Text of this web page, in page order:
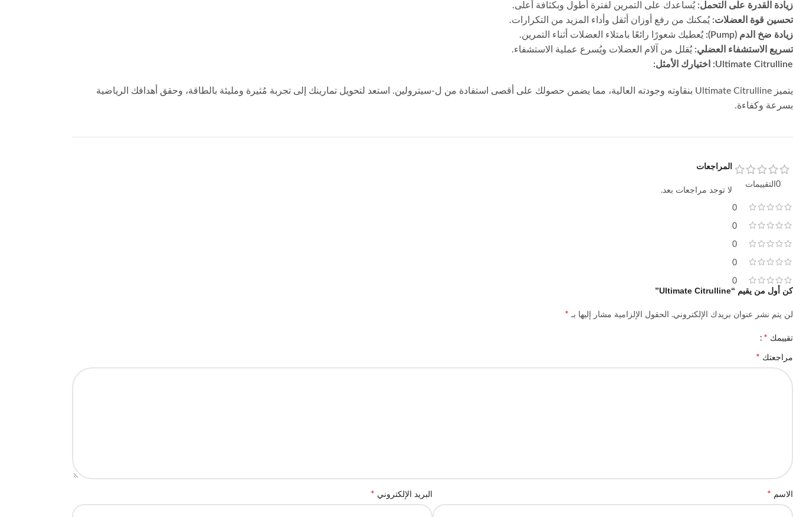
زيادة القدرة على التحمل: يُساعدك على التمرين لفترة أطول وبكثافة أعلى.
تحسين قوة العضلات: يُمكنك من رفع أوزان أثقل وأداء المزيد من التكرارات.
زيادة ضخ الدم (Pump):
يُعطيك شعورًا رائعًا بامتلاء العضلات أثناء التمرين.
تسريع الاستشفاء العضلي: يُقلل من آلام العضلات ويُسرع عملية الاستشفاء.
Ultimate Citrulline: اختيارك الأمثل:
يتميز Ultimate Citrulline بنقاوته وجودته العالية، مما يضمن حصولك على أقصى استفادة من ل-سيترولين. استعد لتحويل تمارينك إلى تجربة مُثيرة ومليئة بالطاقة، وحقق أهدافك الرياضية
بسرعة وكفاءة.
0التقييمات
0
0
0
0
0
المراجعات
لا توجد مراجعات بعد.
كن أول من يقيم “Ultimate Citrulline”
لن يتم نشر عنوان بريدك الإلكتروني. الحقول الإلزامية مشار إليها بـ *
تقييمك *
مراجعتك *
الاسم * البريد الإلكتروني *